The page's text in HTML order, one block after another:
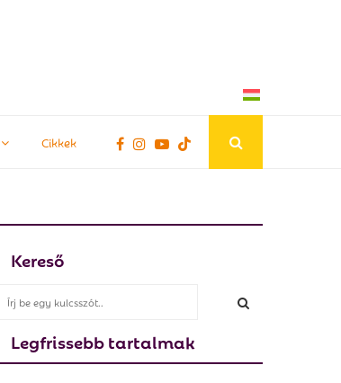
Cikkek
Kereső
Legfrissebb tartalmak